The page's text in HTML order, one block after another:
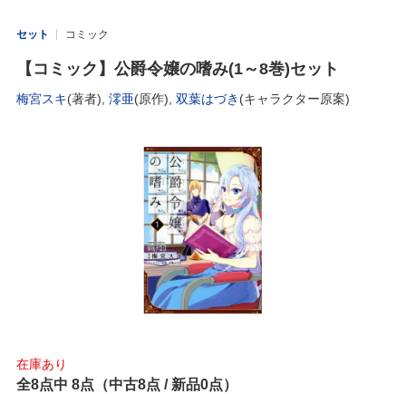
セット コミック
【コミック】公爵令嬢の嗜み(1～8巻)セット
梅宮スキ(著者), 澪亜(原作), 双葉はづき (キャラクター原案)
在庫あり
全8点中 8点（中古8点 / 新品0点）